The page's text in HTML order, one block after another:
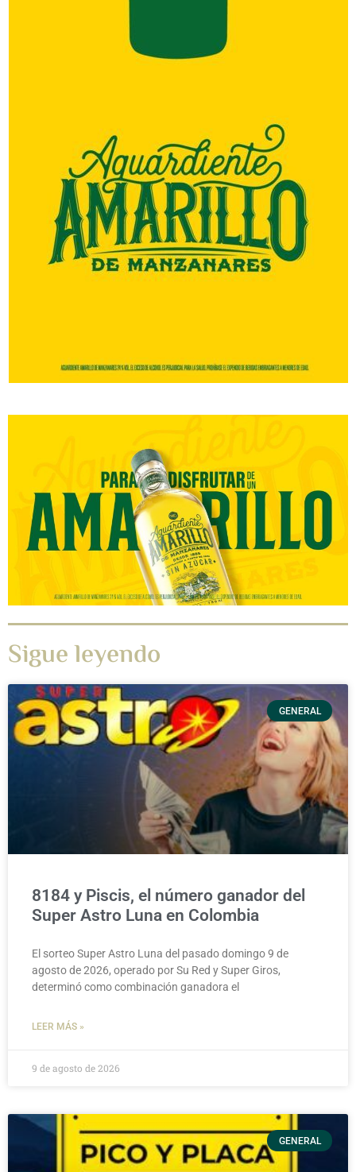
Sigue leyendo
GENERAL
8184 y Piscis, el número ganador del
Super Astro Luna en Colombia
El sorteo Super Astro Luna del pasado domingo 9 de
agosto de 2026, operado por Su Red y Super Giros,
determinó como combinación ganadora el
LEER MÁS »
9 de agosto de 2026
GENERAL